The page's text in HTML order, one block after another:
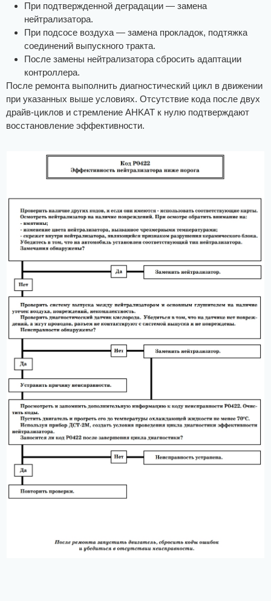
При подтвержденной деградации — замена
нейтрализатора.
При подсосе воздуха — замена прокладок, подтяжка
соединений выпускного тракта.
После замены нейтрализатора сбросить адаптации
контроллера.
После ремонта выполнить диагностический цикл в движении
при указанных выше условиях. Отсутствие кода после двух
драйв-циклов и стремление AHKAT к нулю подтверждают
восстановление эффективности.